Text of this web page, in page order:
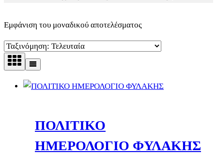
Εμφάνιση του μοναδικού αποτελέσματος
ΠΟΛΙΤΙΚΟ
ΗΜΕΡΟΛΟΓΙΟ ΦΥΛΑΚΗΣ